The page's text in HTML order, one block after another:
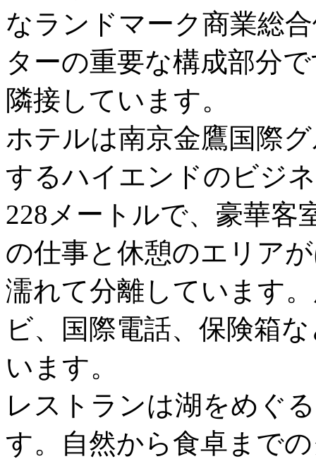
なランドマーク商業総
ターの重要な構成部分
隣接しています。
ホテルは南京金鷹国際
するハイエンドのビジ
228メートルで、豪華客
の仕事と休憩のエリア
濡れて分離しています
ビ、国際電話、保険箱
います。
レストランは湖をめぐ
す。自然から食卓まで